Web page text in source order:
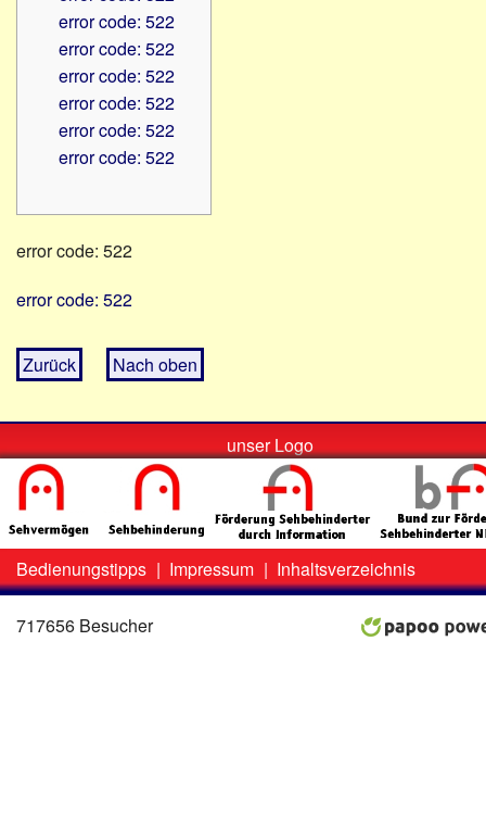
Verbände
error code: 522
error code: 522
error code: 522
error code: 522
error code: 522
error code: 522
error code: 522
error code: 522
Zurück Nach oben
unser Logo
Zweit-
Menü
Bedienungstipps | Impressum | Inhaltsverzeichnis
717656 Besucher